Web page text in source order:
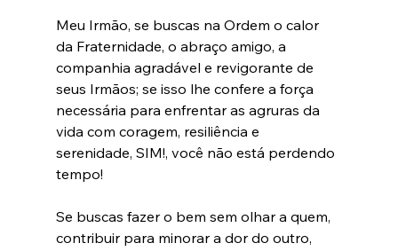
Meu Irmão, se buscas na Ordem o calor
da Fraternidade, o abraço amigo, a
companhia agradável e revigorante de
seus Irmãos; se isso lhe confere a força
necessária para enfrentar as agruras da
vida com coragem, resiliência e
serenidade, SIM!, você não está perdendo
tempo!
Se buscas fazer o bem sem olhar a quem,
contribuir para minorar a dor do outro,